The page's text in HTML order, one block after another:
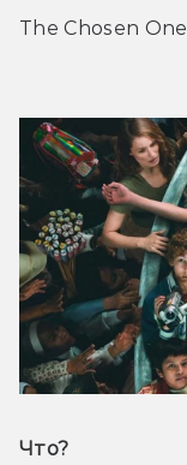
The Chosen One
Что?